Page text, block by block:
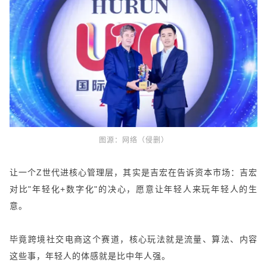
图源： 网络（侵删）
让一个Z世代进核心管理层，其实是吉宏在告诉资本市场：吉宏
对比"年轻化+数字化"的决心，愿意让年轻人来玩年轻人的生
意。
毕竟跨境社交电商这个赛道，核心玩法就是流量、算法、内容
这些事，年轻人的体感就是比中年人强。